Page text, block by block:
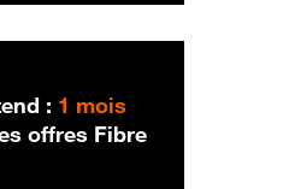
: 1 mois
offres Fibre